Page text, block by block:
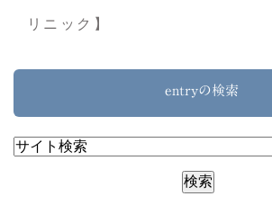
リニック】
entryの検索